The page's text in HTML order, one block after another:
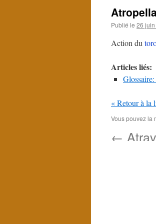
Publié le 26
Action du
Articles liés:
« Retour à la
Vous pouvez la
←